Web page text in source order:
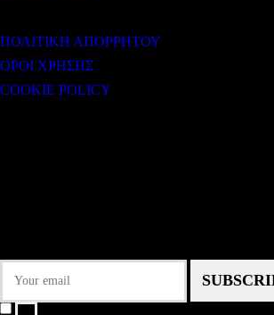
ΠΟΛΙΤΙΚΗ ΑΠΟΡΡΗΤΟΥ
ΟΡΟΙ ΧΡΗΣΗΣ
COOKIE POLICY